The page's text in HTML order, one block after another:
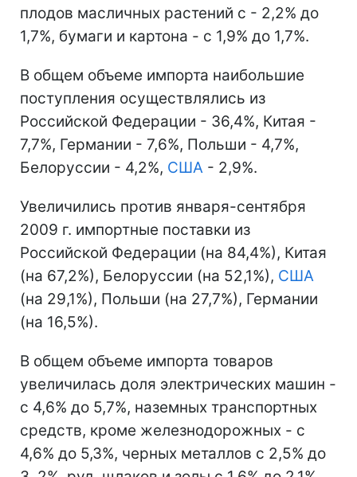
плодов масличных растений с - 2,2% до
1,7%, бумаги и картона - с 1,9% до 1,7%.
В общем объеме импорта наибольшие
поступления осуществлялись из
Российской Федерации - 36,4%, Китая -
7,7%, Германии - 7,6%, Польши - 4,7%,
Белоруссии - 4,2%, США - 2,9%.
Увеличились против января-сентября
2009 г. импортные поставки из
Российской Федерации (на 84,4%), Китая
(на 67,2%), Белоруссии (на 52,1%), США
(на 29,1%), Польши (на 27,7%), Германии
(на 16,5%).
В общем объеме импорта товаров
увеличилась доля электрических машин -
с 4,6% до 5,7%, наземных транспортных
средств, кроме железнодорожных - с
4,6% до 5,3%, черных металлов с 2,5% до